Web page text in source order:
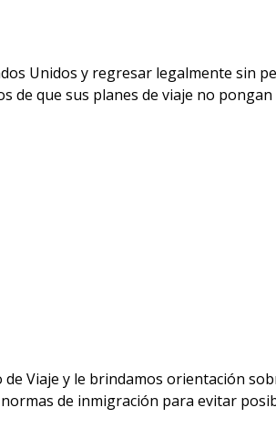
Unidos y regresar legalmente sin
de que sus planes de viaje no
Viaje y le brindamos orientación
de inmigración para evitar